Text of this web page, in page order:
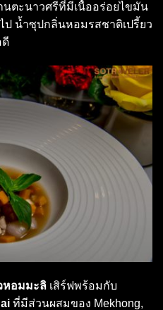
ตะนาวศรีที่มีเนื้ออร่อยไขมัน
น้ำซุปกลิ่นหอมรสชาติเปรี้ยว
ดี
หอมมะลิ เสิร์ฟพร้อมกับ
ที่มีส่วนผสมของ Mekhong,